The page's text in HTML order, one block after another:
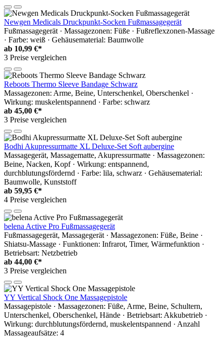
Newgen Medicals Druckpunkt-Socken Fußmassagegerät
Fußmassagegerät · Massagezonen: Füße · Fußreflexzonen-Massage
· Farbe: weiß · Gehäusematerial: Baumwolle
ab 10,99 €*
3 Preise vergleichen
Reboots Thermo Sleeve Bandage Schwarz
Massagezonen: Arme, Beine, Unterschenkel, Oberschenkel ·
Wirkung: muskelentspannend · Farbe: schwarz
ab 45,00 €*
3 Preise vergleichen
Bodhi Akupressurmatte XL Deluxe-Set Soft aubergine
Massagegerät, Massagematte, Akupressurmatte · Massagezonen:
Beine, Nacken, Kopf · Wirkung: entspannend,
durchblutungsfördernd · Farbe: lila, schwarz · Gehäusematerial:
Baumwolle, Kunststoff
ab 59,95 €*
4 Preise vergleichen
belena Active Pro Fußmassagegerät
Fußmassagegerät, Massagegerät · Massagezonen: Füße, Beine ·
Shiatsu-Massage · Funktionen: Infrarot, Timer, Wärmefunktion ·
Betriebsart: Netzbetrieb
ab 44,00 €*
3 Preise vergleichen
YY Vertical Shock One Massagepistole
Massagepistole · Massagezonen: Füße, Arme, Beine, Schultern,
Unterschenkel, Oberschenkel, Hände · Betriebsart: Akkubetrieb ·
Wirkung: durchblutungsfördernd, muskelentspannend · Anzahl
Massageaufsätze: 4